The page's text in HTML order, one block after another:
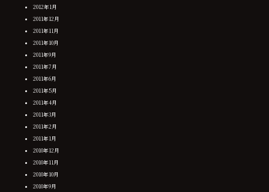
2012年1月
2011年12月
2011年11月
2011年10月
2011年9月
2011年7月
2011年6月
2011年5月
2011年4月
2011年3月
2011年2月
2011年1月
2010年12月
2010年11月
2010年10月
2010年9月